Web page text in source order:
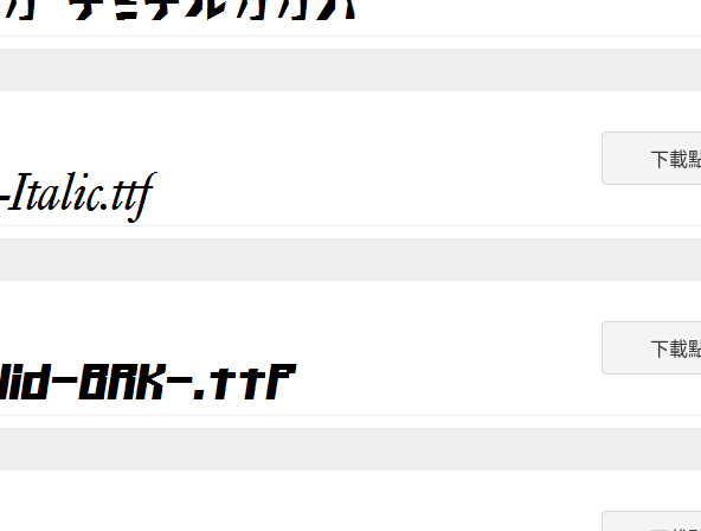
下載
下載